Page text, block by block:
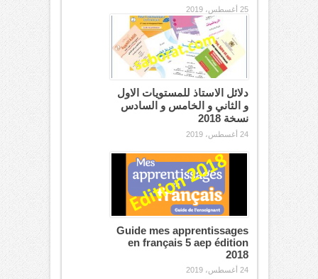
25 أغسطس، 2019
دلائل الاستاذ للمستويات الاول
و الثاني و الخامس و السادس
نسخة 2018
24 أغسطس، 2019
Guide mes apprentissages
en français 5 aep édition
2018
24 أغسطس، 2019